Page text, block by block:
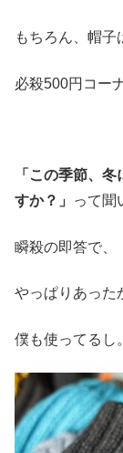
もちろん、帽子
必殺500円コー
「この季節、
すか？」
って聞
瞬殺の即答で、
やっぱりあった
僕も使ってるし。